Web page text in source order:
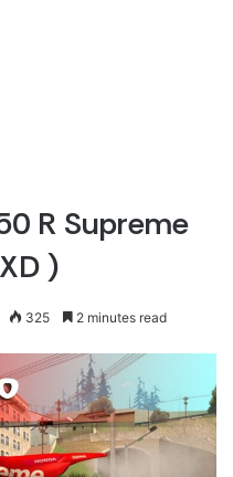
R Supreme
)
325 2 minutes read